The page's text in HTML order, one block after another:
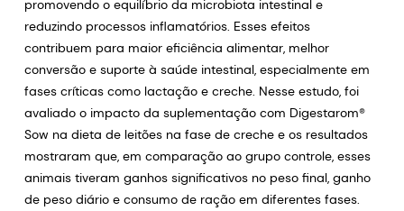
promovendo o equilíbrio da microbiota intestinal e
reduzindo processos inflamatórios. Esses efeitos
contribuem para maior eficiência alimentar, melhor
conversão e suporte à saúde intestinal, especialmente em
fases críticas como lactação e creche. Nesse estudo, foi
avaliado o impacto da suplementação com Digestarom®
Sow na dieta de leitões na fase de creche e os resultados
mostraram que, em comparação ao grupo controle, esses
animais tiveram ganhos significativos no peso final, ganho
de peso diário e consumo de ração em diferentes fases.